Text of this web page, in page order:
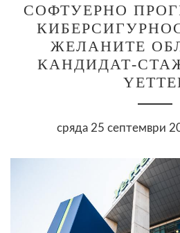
СОФТУЕРНО
ЖЕЛАНИТЕ
КАНДИДАТ-
сряда 25 септември